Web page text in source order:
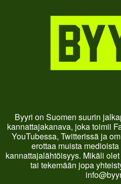
Byyri on Suomen suurin
kannattajakanava, joka toimii
YouTubessa, Twitterissä ja
erottaa muista
kannattajalähtöisyys. Mikäli
tai tekemään jopa